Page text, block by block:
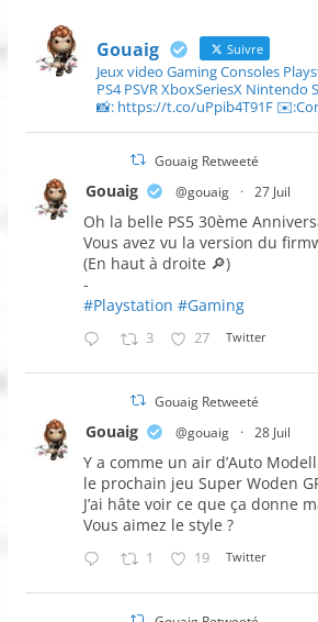
Gouaig Suivre
Jeux video Gaming Consoles
PS4 PSVR XboxSeriesX Nintendo
📸: https://t.co/uPpib4T91F
Gouaig Retweeté
Gouaig @gouaig · 27 Juil
Oh la belle PS5 30ème
Vous avez vu la version du
(En haut à droite 🔎)
-
#Playstation #Gaming
3 27 Twitter
Gouaig Retweeté
Gouaig @gouaig · 28 Juil
Y a comme un air d’Auto
le prochain jeu Super Woden
J’ai hâte voir ce que ça donne
Vous aimez le style ?
1 19 Twitter